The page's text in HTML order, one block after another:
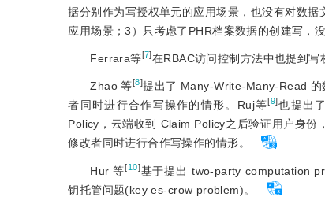
据分别作为写授权单元的应用场景，也没有对数
应用场景；3）只考虑了PHR档案数据的创建写，
Ferrara等[7]在RBAC访问控制方法中也提到写
Zhao 等[8]提出了 Many-Write-Many-Read 的
者同时进行合作写操作的情形。Ruj等[9]也提出
Policy，云端收到 Claim Policy之后验证用户身份
修改者同时进行合作写操作的情形。
Hur 等[10]基于提出 two-party computation
钥托管问题(key es-crow problem)。